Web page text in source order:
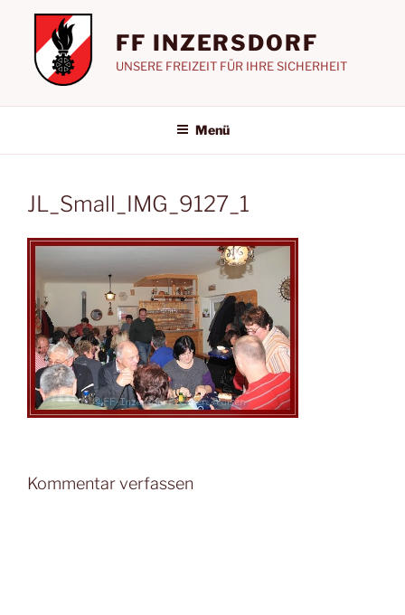
springen
FF INZERSDORF
UNSERE FREIZEIT FÜR IHRE SICHERHEIT
Menü
JL_Small_IMG_9127_1
Kommentar verfassen